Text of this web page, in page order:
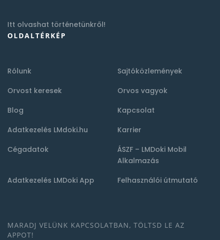
Itt olvashat történetünkről!
OLDALTÉRKÉP
Rólunk
Sajtóközlemények
Orvost keresek
Orvos vagyok
Blog
Kapcsolat
Adatkezelés LMdoki.hu
Karrier
Cégadatok
ÁSZF – LMDoki Mobil
Alkalmazás
Adatkezelés LMDoki App
Felhasználói útmutató
MARADJ VELÜNK KAPCSOLATBAN, TÖLTSD LE AZ
APPOT!